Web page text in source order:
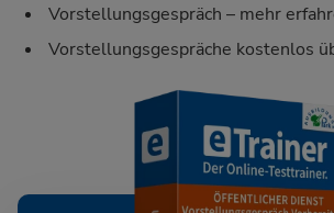
Vorstellungsgespräch – mehr
Vorstellungsgespräche kostenlos